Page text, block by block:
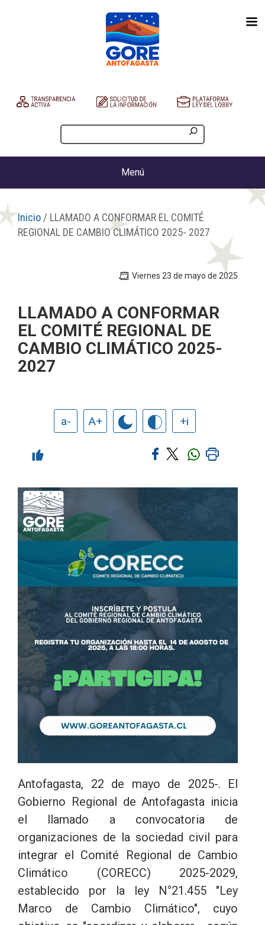
Menú
Inicio / LLAMADO A CONFORMAR EL COMITÉ
REGIONAL DE CAMBIO CLIMÁTICO 2025- 2027
Viernes 23 de mayo de 2025
LLAMADO A CONFORMAR
EL COMITÉ REGIONAL DE
CAMBIO CLIMÁTICO 2025-
2027
a- A+ +i
Antofagasta, 22 de mayo de 2025-. El
Gobierno Regional de Antofagasta inicia
el llamado a convocatoria de
organizaciones de la sociedad civil para
integrar el Comité Regional de Cambio
Climático (CORECC) 2025-2029,
establecido por la ley N°21.455 "Ley
Marco de Cambio Climático", cuyo